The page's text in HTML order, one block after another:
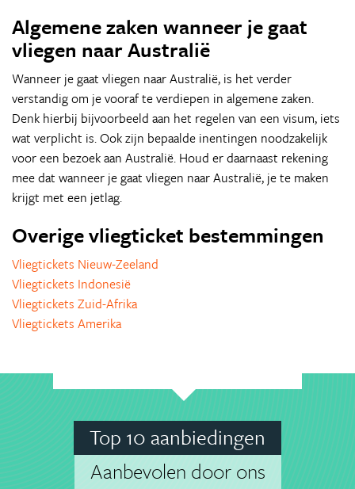
Algemene zaken wanneer je gaat
vliegen naar Australië
Wanneer je gaat vliegen naar Australië, is het verder
verstandig om je vooraf te verdiepen in algemene zaken.
Denk hierbij bijvoorbeeld aan het regelen van een visum, iets
wat verplicht is. Ook zijn bepaalde inentingen noodzakelijk
voor een bezoek aan Australië. Houd er daarnaast rekening
mee dat wanneer je gaat vliegen naar Australië, je te maken
krijgt met een jetlag.
Overige vliegticket bestemmingen
Vliegtickets Nieuw-Zeeland
Vliegtickets Indonesië
Vliegtickets Zuid-Afrika
Vliegtickets Amerika
Top 10 aanbiedingen
Aanbevolen door ons